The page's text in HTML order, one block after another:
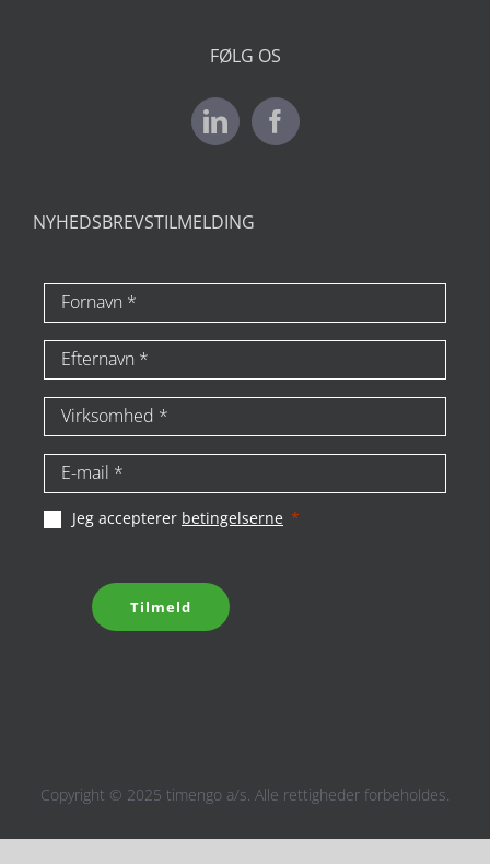
FØLG OS
NYHEDSBREVSTILMELDING
Jeg accepterer betingelserne
Tilmeld
Copyright © 2025 timengo a/s. Alle rettigheder forbeholdes.